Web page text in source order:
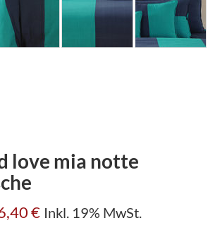
love mia notte
€ Inkl. 19% MwSt.